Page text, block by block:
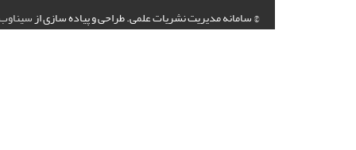
© سامانه مدیریت نشریات علمی.طراحی و پیاده سازی از